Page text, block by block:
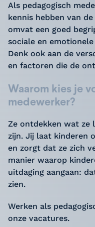
Als pedagogisch
kennis hebben van
omvat een goed
sociale en
Denk ook aan de
en factoren die de
Waarom kies je
medewerker?
Ze ontdekken wat ze
zijn. Jij laat kinderen
en zorgt dat ze zich
manier waarop
uitdaging aangaan:
zien.
Werken als
onze vacatures.